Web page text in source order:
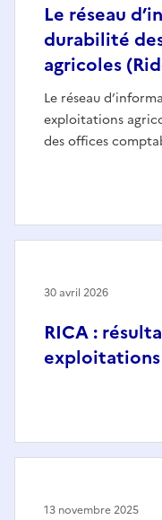
Le réseau
durabilité
agricoles
Le réseau
exploitations
des offices
RICA :
exploitations
30 avril 2026
13 novembre 2025